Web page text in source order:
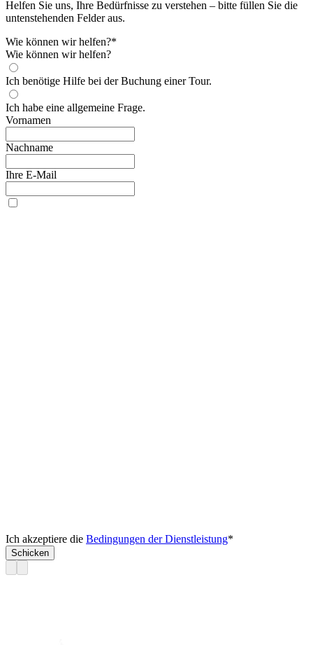
Helfen Sie uns, Ihre Bedürfnisse zu verstehen – bitte füllen Sie die
untenstehenden Felder aus.
Wie können wir helfen?*
Wie können wir helfen?
Ich benötige Hilfe bei der Buchung einer Tour.
Ich habe eine allgemeine Frage.
Vornamen
Nachname
Ihre E-Mail
Ich akzeptiere die Bedingungen der Dienstleistung*
Schicken